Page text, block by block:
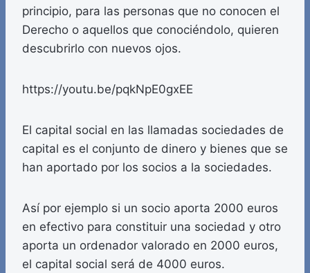
principio, para las personas que no conocen el
Derecho o aquellos que conociéndolo, quieren
descubrirlo con nuevos ojos.
https://youtu.be/pqkNpE0gxEE
El capital social en las llamadas sociedades de
capital es el conjunto de dinero y bienes que se
han aportado por los socios a la sociedades.
Así por ejemplo si un socio aporta 2000 euros
en efectivo para constituir una sociedad y otro
aporta un ordenador valorado en 2000 euros,
el capital social será de 4000 euros.